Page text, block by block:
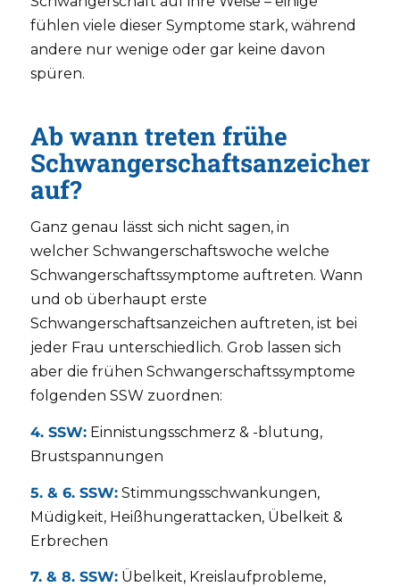
fühlen viele dieser Symptome stark, während
andere nur wenige oder gar keine davon
spüren.
Ab wann treten frühe
Schwangerschaftsanzeichen
auf?
Ganz genau lässt sich nicht sagen, in
welcher Schwangerschaftswoche welche
Schwangerschaftssymptome auftreten. Wann
und ob überhaupt erste
Schwangerschaftsanzeichen auftreten, ist bei
jeder Frau unterschiedlich. Grob lassen sich
aber die frühen Schwangerschaftssymptome
folgenden SSW zuordnen:
4. SSW:Einnistungsschmerz & -blutung,
Brustspannungen
5. & 6. SSW:Stimmungsschwankungen,
Müdigkeit, Heißhungerattacken, Übelkeit &
Erbrechen
7. & 8. SSW:Übelkeit, Kreislaufprobleme,